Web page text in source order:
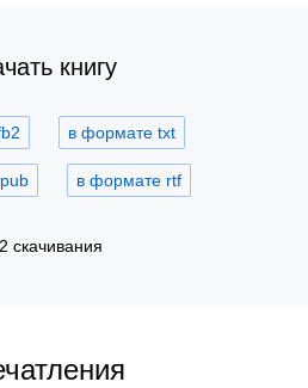
книгу
в формате txt
в формате rtf
скачивания